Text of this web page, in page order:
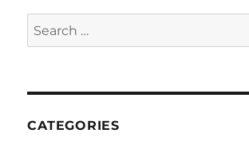
Search
for:
CATEGORIES